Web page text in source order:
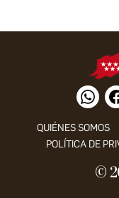
QUIÉNES SOMOS
POLÍTICA DE
©